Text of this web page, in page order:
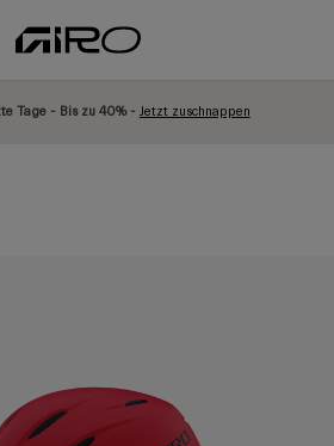
Tage - Bis zu 40% - Jetzt zuschnappen